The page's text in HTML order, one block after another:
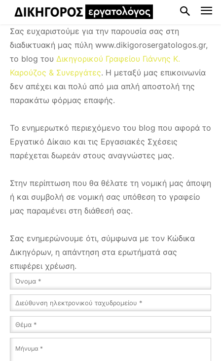
Σας ευχαριστούμε για την παρουσία σας στη
διαδικτυακή μας πύλη www.dikigorosergatologos.gr,
το blog του Δικηγορικού Γραφείου Γιάννης Κ.
Καρούζος & Συνεργάτες. Η μεταξύ μας επικοινωνία
δεν απέχει και πολύ από μια απλή αποστολή της
παρακάτω φόρμας επαφής.
Το ενημερωτκό περιεχόμενο του blog που αφορά το
Εργατικό Δίκαιο και τις Εργασιακές Σχέσεις
παρέχεται δωρεάν στους αναγνώστες μας.
Στην περίπτωση που θα θέλατε τη νομική μας άποψη
ή και συμβολή σε νομική σας υπόθεση το γραφείο
μας παραμένει στη διάθεσή σας.
Σας ενημερώνουμε ότι, σύμφωνα με τον Κώδικα
Δικηγόρων, η απάντηση στα ερωτήματά σας
επιφέρει χρέωση.